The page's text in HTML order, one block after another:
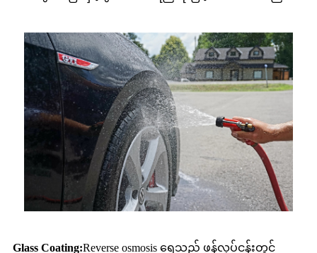
Glass Coating:Reverse osmosis ရေသည် ဖန်လုပ်ငန်းတွင်